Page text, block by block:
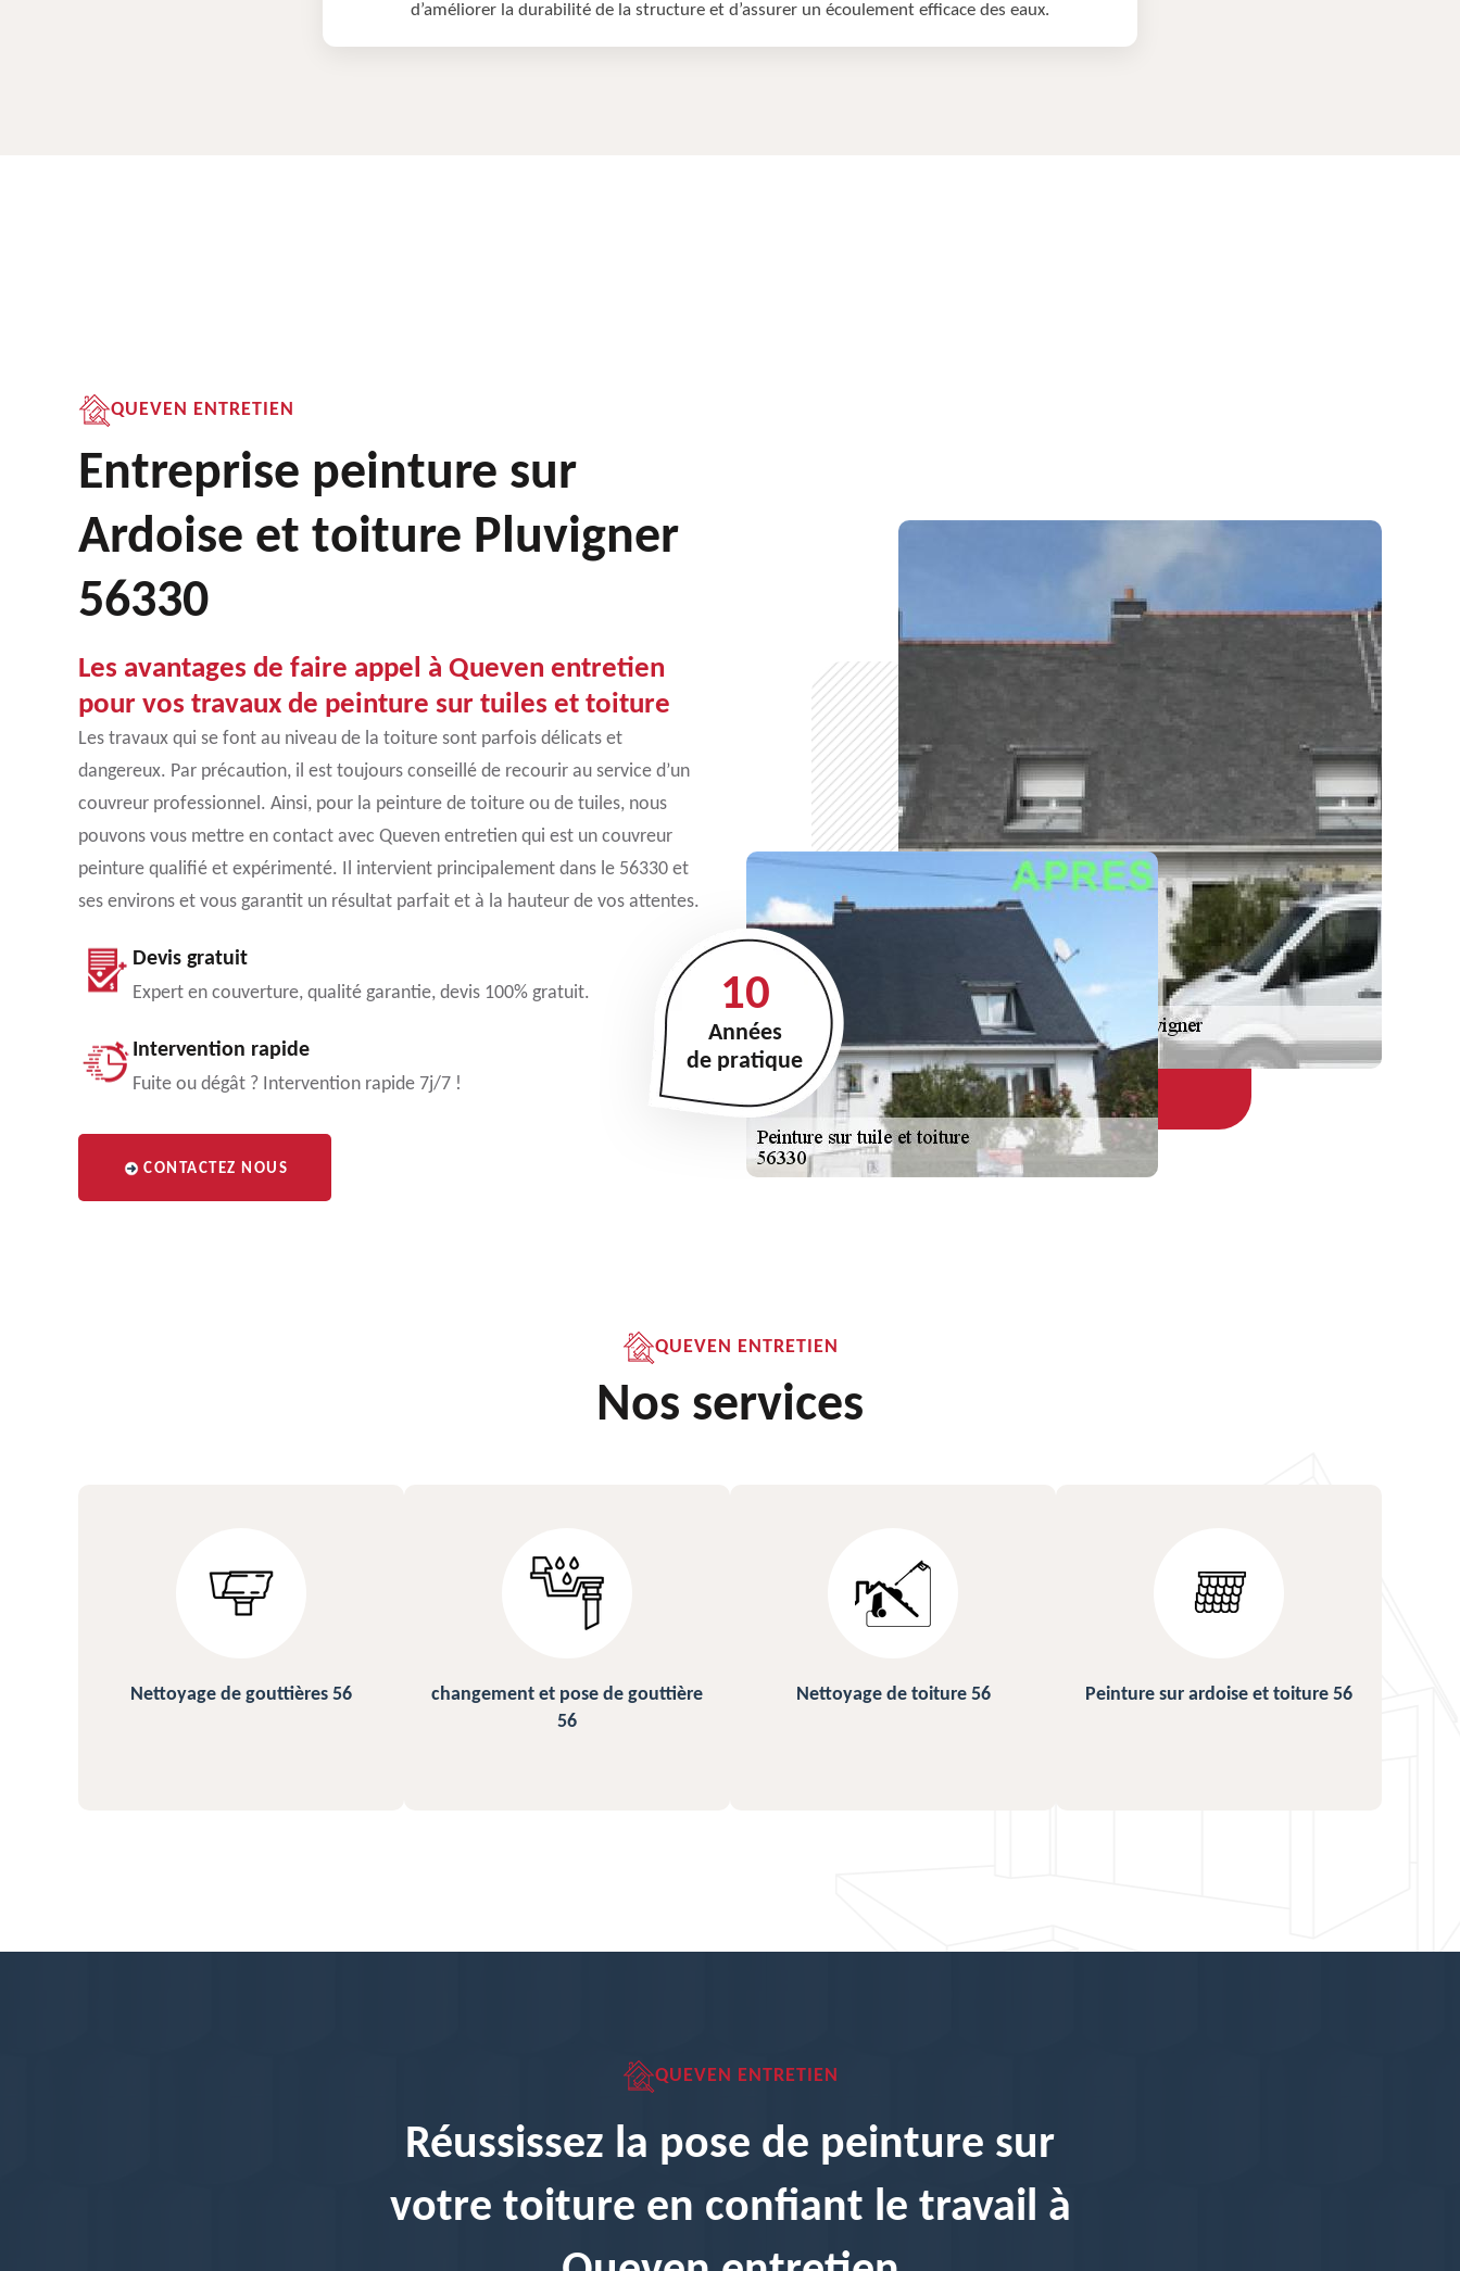
d’améliorer la durabilité de la structure et d’assurer un écoulement efficace des eaux.
QUEVEN ENTRETIEN
Entreprise peinture sur
Ardoise et toiture Pluvigner
56330
Les avantages de faire appel à Queven entretien
pour vos travaux de peinture sur tuiles et toiture
Les travaux qui se font au niveau de la toiture sont parfois délicats et
dangereux. Par précaution, il est toujours conseillé de recourir au service d’un
couvreur professionnel. Ainsi, pour la peinture de toiture ou de tuiles, nous
pouvons vous mettre en contact avec Queven entretien qui est un couvreur
peinture qualifié et expérimenté. Il intervient principalement dans le 56330 et
ses environs et vous garantit un résultat parfait et à la hauteur de vos attentes.
Devis gratuit
Expert en couverture, qualité garantie, devis 100% gratuit.
Intervention rapide
Fuite ou dégât ? Intervention rapide 7j/7 !
CONTACTEZ NOUS
10
Années
de pratique
QUEVEN ENTRETIEN
Nos services
changement et pose de gouttière
Nettoyage de toiture 56 Peinture sur ardoise et toiture 56 Urgence fuite de toiture 56
QUEVEN ENTRETIEN
Réussissez la pose de peinture sur
votre toiture en confiant le travail à